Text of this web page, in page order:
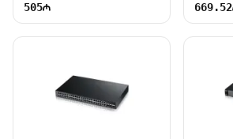
505 669.52